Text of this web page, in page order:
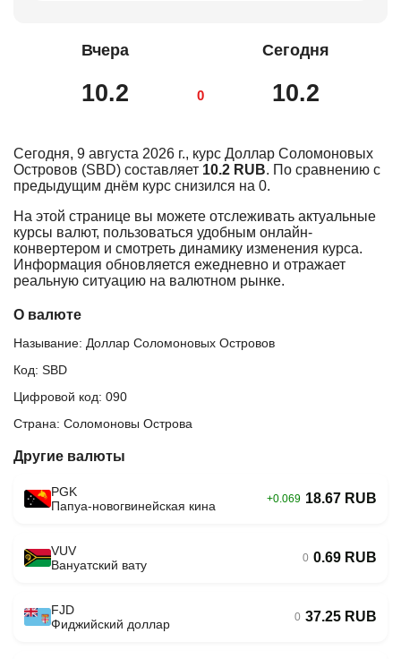
Вчера
10.2 0
Сегодня
10.2
Сегодня, 9 августа 2026 г., курс Доллар Соломоновых
Островов (SBD) составляет 10.2 RUB. По сравнению с
предыдущим днём курс снизился на 0.
На этой странице вы можете отслеживать актуальные
курсы валют, пользоваться удобным онлайн-
конвертером и смотреть динамику изменения курса.
Информация обновляется ежедневно и отражает
реальную ситуацию на валютном рынке.
О валюте
Называние: Доллар Соломоновых Островов
Код: SBD
Цифровой код: 090
Страна: Соломоновы Острова
Другие валюты
PGK
Папуа-новогвинейская кина
+0.069 18.67 RUB
VUV
Вануатский вату
0 0.69 RUB
FJD
Фиджийский доллар
0 37.25 RUB